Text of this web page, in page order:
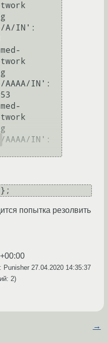
A/IN':
AAAA/IN':
AAAA/IN':
попытка резолвить
Punisher 27.04.2020 14:35:37
2)
→